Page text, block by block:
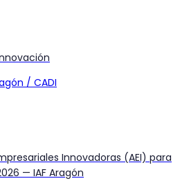
/ CADI
Innovadoras (AEI) para
— IAF Aragón